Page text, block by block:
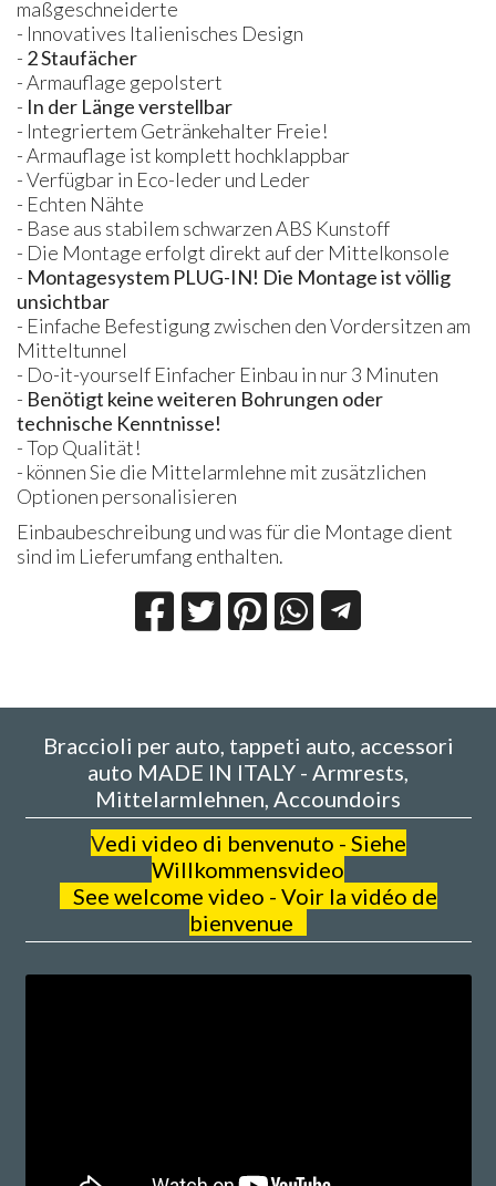
maßgeschneiderte
- Innovatives Italienisches Design
- 2 Staufächer
- Armauflage gepolstert
- In der Länge verstellbar
- Integriertem Getränkehalter Freie!
- Armauflage ist komplett hochklappbar
- Verfügbar in Eco-leder und Leder
- Echten Nähte
- Base aus stabilem schwarzen ABS Kunstoff
- Die Montage erfolgt direkt auf der Mittelkonsole
- Montagesystem PLUG-IN! Die Montage ist völlig
unsichtbar
- Einfache Befestigung zwischen den Vordersitzen am
Mitteltunnel
- Do-it-yourself Einfacher Einbau in nur 3 Minuten
- Benötigt keine weiteren Bohrungen oder
technische Kenntnisse!
- Top Qualität!
- können Sie die Mittelarmlehne mit zusätzlichen
Optionen personalisieren
Einbaubeschreibung und was für die Montage dient
sind im Lieferumfang enthalten.
Braccioli per auto, tappeti auto, accessori
auto MADE IN ITALY - Armrests,
Mittelarmlehnen, Accoundoirs
Vedi video di benvenuto - Siehe
Willkommensvideo
See welcome video - Voir la vidéo de
bienvenue